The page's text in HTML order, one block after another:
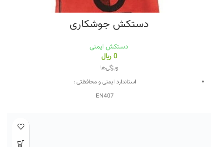
دستکش جوشکاری
دستکش ایمنی
0 ﷼
ویژگی‌ها
استاندارد ایمنی و محافظتی :
EN407